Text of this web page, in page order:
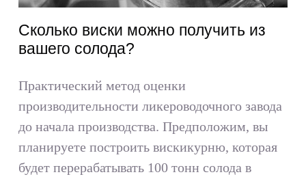
Сколько виски можно получить из
вашего солода?
Практический метод оценки
производительности ликероводочного завода
до начала производства. Предположим, вы
планируете построить вискикурню, которая
будет перерабатывать 100 тонн солода в